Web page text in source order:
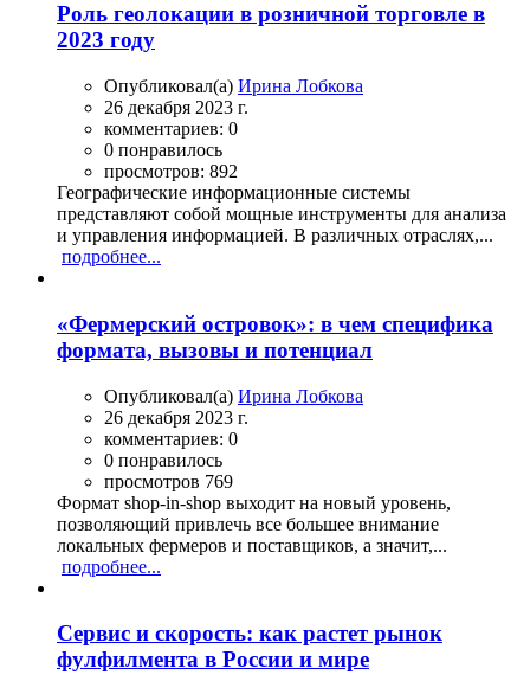
Роль геолокации в розничной торговле в
2023 году
Опубликовал(а) Ирина Лобкова
26 декабря 2023 г.
комментариев: 0
0 понравилось
просмотров: 892
Географические информационные системы
представляют собой мощные инструменты для анализа
и управления информацией. В различных отраслях,...
подробнее...
«Фермерский островок»: в чем специфика
формата, вызовы и потенциал
Опубликовал(а) Ирина Лобкова
26 декабря 2023 г.
комментариев: 0
0 понравилось
просмотров 769
Формат shop-in-shop выходит на новый уровень,
позволяющий привлечь все большее внимание
локальных фермеров и поставщиков, а значит,...
подробнее...
Сервис и скорость: как растет рынок
фулфилмента в России и мире